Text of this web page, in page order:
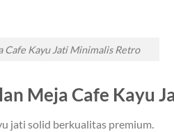
Cafe Kayu Jati Minimalis Retro
Meja Cafe Kayu
jati solid berkualitas premium.